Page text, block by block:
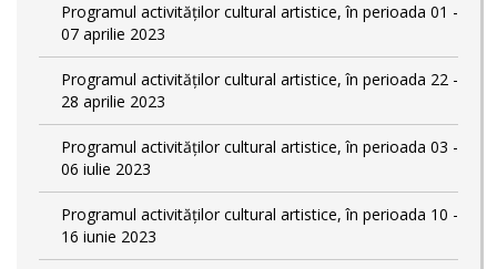
Programul activităților cultural artistice, în perioada 01 -
07 aprilie 2023
Programul activităților cultural artistice, în perioada 22 -
28 aprilie 2023
Programul activităților cultural artistice, în perioada 03 -
06 iulie 2023
Programul activităților cultural artistice, în perioada 10 -
16 iunie 2023